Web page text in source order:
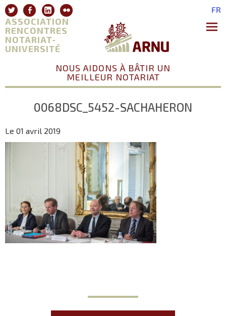
Aller
au
contenu
TwitterFacebook
LinkedinFlickr FR
ASSOCIATION
RENCONTRES
NOTARIAT-
UNIVERSITÉ
NOUS AIDONS À BÂTIR UN
MEILLEUR NOTARIAT
0068DSC_5452-SACHAHERON
Le 01 avril 2019